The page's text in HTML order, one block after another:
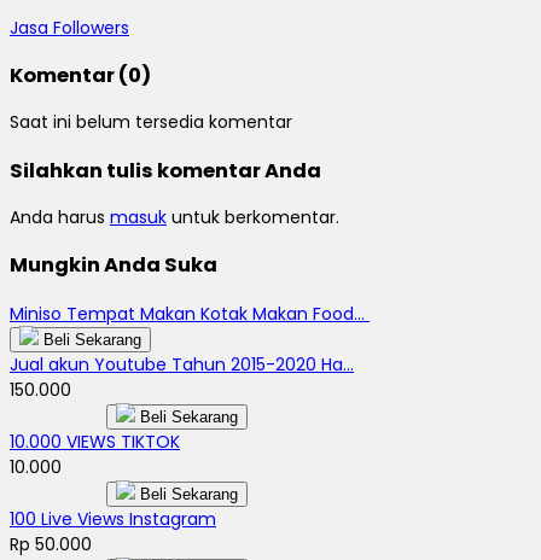
Jasa Followers
Komentar (0)
Saat ini belum tersedia komentar
Silahkan tulis komentar Anda
Anda harus masuk untuk berkomentar.
Mungkin Anda Suka
Miniso Tempat Makan Kotak Makan Food...
Beli Sekarang
Jual akun Youtube Tahun 2015-2020 Ha...
150.000
Beli Sekarang
10.000 VIEWS TIKTOK
10.000
Beli Sekarang
100 Live Views Instagram
Rp 50.000